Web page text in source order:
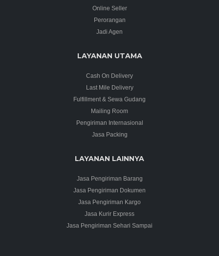
Online Seller
Perorangan
Jadi Agen
LAYANAN UTAMA
Cash On Delivery
Last Mile Delivery
Fulfillment & Sewa Gudang
Mailing Room
Pengiriman Internasional
Jasa Packing
LAYANAN LAINNYA
Jasa Pengiriman Barang
Jasa Pengiriman Dokumen
Jasa Pengiriman Kargo
Jasa Kurir Express
Jasa Pengiriman Sehari Sampai